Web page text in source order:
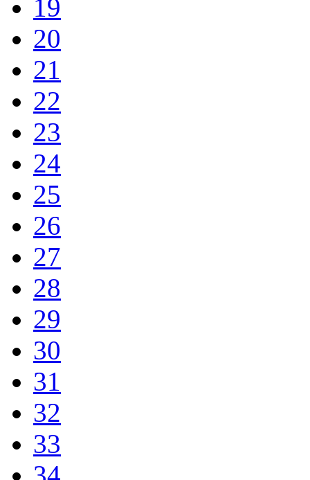
19
20
21
22
23
24
25
26
27
28
29
30
31
32
33